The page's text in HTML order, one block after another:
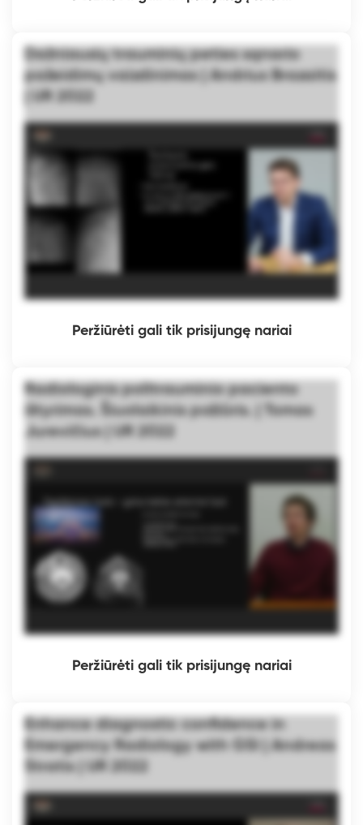
Dažniausių trauminių peties sąnario
pažeidimų vaizdinimas | Andrius Brazaitis
| UR 2022
Peržiūrėti gali tik prisijungę nariai
Radiologinis politrauminio paciento
ištyrimas. Šiuolaikinis požiūris. | Tomas
Jurevičius | UR 2022
Peržiūrėti gali tik prisijungę nariai
Enhance diagnostic confidence in
Emergency Radiology with GSI | Andreas
Stratis | UR 2022